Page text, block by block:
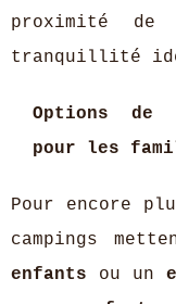
proximité
tranquillité
Options de
pour les
Pour encore
campings
enfants ou un